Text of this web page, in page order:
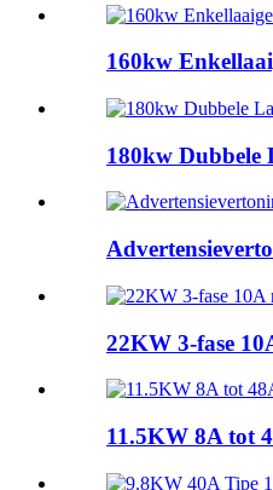
160kw
180kw Dubbele
22KW 3-fase
11.5KW 8A tot